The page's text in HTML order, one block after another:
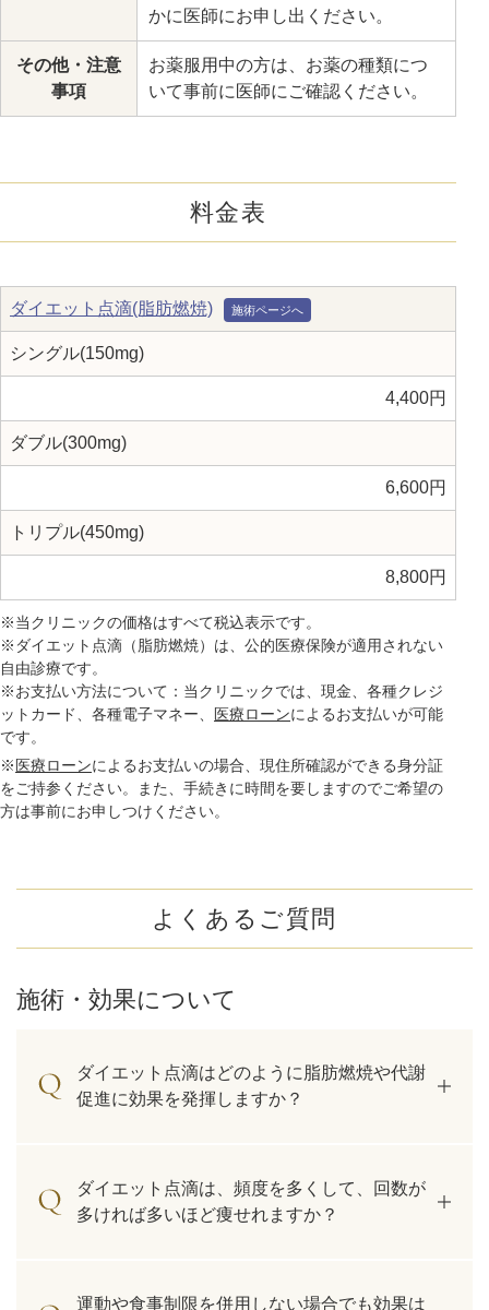
かに医師にお申し出ください。
その他・注意
事項
お薬服用中の方は、お薬の種類につ
いて事前に医師にご確認ください。
料金表
ダイエット点滴(脂肪燃焼)
シングル(150mg)
4,400円
ダブル(300mg)
6,600円
トリプル(450mg)
8,800円
※当クリニックの価格はすべて税込表示です。
※ダイエット点滴（脂肪燃焼）は、公的医療保険が適用されない
自由診療です。
※お支払い方法について：当クリニックでは、現金、各種クレジ
ットカード、各種電子マネー、
医療ローンによるお支払いが可能
です。
※ 医療ローンによるお支払いの場合、現住所確認ができる身分証
をご持参ください。また、手続きに時間を要しますのでご希望の
方は事前にお申しつけください。
よくあるご質問
施術・効果について
ダイエット点滴はどのように脂肪燃焼や代謝
促進に効果を発揮しますか？
ダイエット点滴は、頻度を多くして、回数が
多ければ多いほど痩せれますか？
運動や食事制限を併用しない場合でも効果は